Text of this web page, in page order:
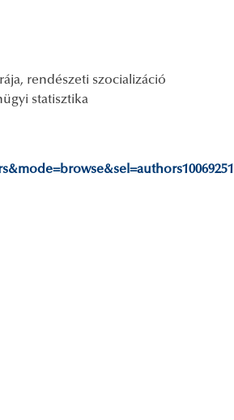
rendészeti szocializáció
statisztika